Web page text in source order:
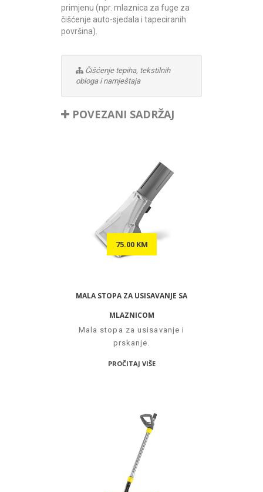
primjenu (npr. mlaznica za fuge za
čišćenje auto-sjedala i tapeciranih
površina).
Čišćenje tepiha, tekstilnih
obloga i namještaja
POVEZANI SADRŽAJ
75.00 KM
MALA STOPA ZA USISAVANJE SA
MLAZNICOM
Mala stopa za usisavanje i
prskanje.
PROČITAJ VIŠE